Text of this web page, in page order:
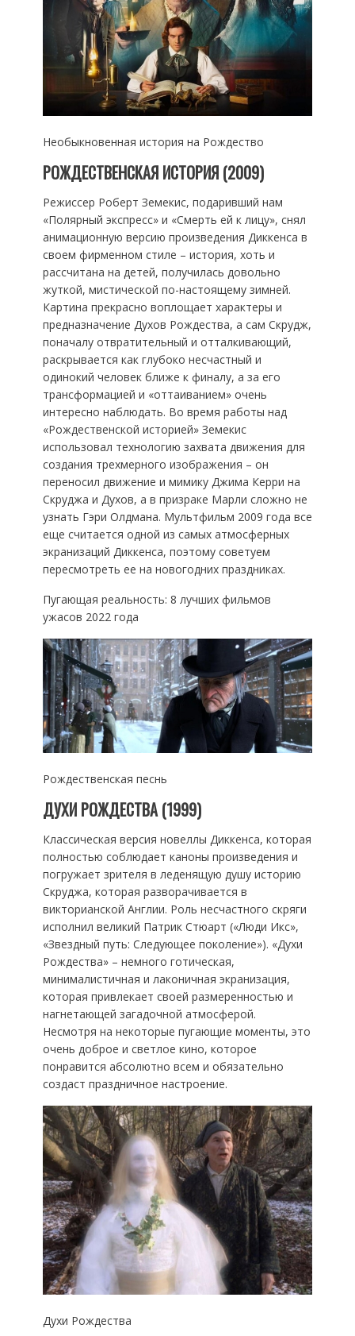
Необыкновенная история на Рождество
РОЖДЕСТВЕНСКАЯ ИСТОРИЯ (2009)
Режиссер Роберт Земекис, подаривший нам
«Полярный экспресс» и «Смерть ей к лицу», снял
анимационную версию произведения Диккенса в
своем фирменном стиле – история, хоть и
рассчитана на детей, получилась довольно
жуткой, мистической по-настоящему зимней.
Картина прекрасно воплощает характеры и
предназначение Духов Рождества, а сам Скрудж,
поначалу отвратительный и отталкивающий,
раскрывается как глубоко несчастный и
одинокий человек ближе к финалу, а за его
трансформацией и «оттаиванием» очень
интересно наблюдать. Во время работы над
«Рождественской историей» Земекис
использовал технологию захвата движения для
создания трехмерного изображения – он
переносил движение и мимику Джима Керри на
Скруджа и Духов, а в призраке Марли сложно не
узнать Гэри Олдмана. Мультфильм 2009 года все
еще считается одной из самых атмосферных
экранизаций Диккенса, поэтому советуем
пересмотреть ее на новогодних праздниках.
Пугающая реальность: 8 лучших фильмов
ужасов 2022 года
Рождественская песнь
ДУХИ РОЖДЕСТВА (1999)
Классическая версия новеллы Диккенса, которая
полностью соблюдает каноны произведения и
погружает зрителя в леденящую душу историю
Скруджа, которая разворачивается в
викторианской Англии. Роль несчастного скряги
исполнил великий Патрик Стюарт («Люди Икс»,
«Звездный путь: Следующее поколение»). «Духи
Рождества» – немного готическая,
минималистичная и лаконичная экранизация,
которая привлекает своей размеренностью и
нагнетающей загадочной атмосферой.
Несмотря на некоторые пугающие моменты, это
очень доброе и светлое кино, которое
понравится абсолютно всем и обязательно
создаст праздничное настроение.
Духи Рождества